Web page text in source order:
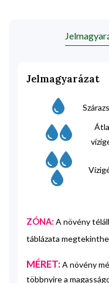
Jelmagyarázat
ZÓNA: A növény
táblázata
MÉRET:A növény
többnyire a